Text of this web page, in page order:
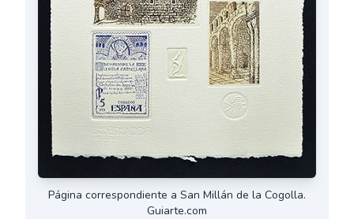
Página correspondiente a San Millán de la Cogolla.
Guiarte.com